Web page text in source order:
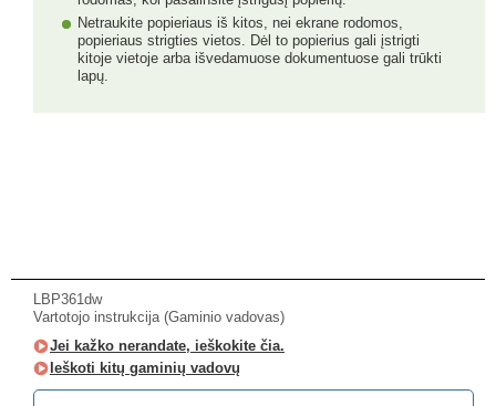
Netraukite popieriaus iš kitos, nei ekrane rodomos,
popieriaus strigties vietos. Dėl to popierius gali įstrigti
kitoje vietoje arba išvedamuose dokumentuose gali trūkti
lapų.
LBP361dw
Vartotojo instrukcija (Gaminio vadovas)
Jei kažko nerandate, ieškokite čia.
Ieškoti kitų gaminių vadovų